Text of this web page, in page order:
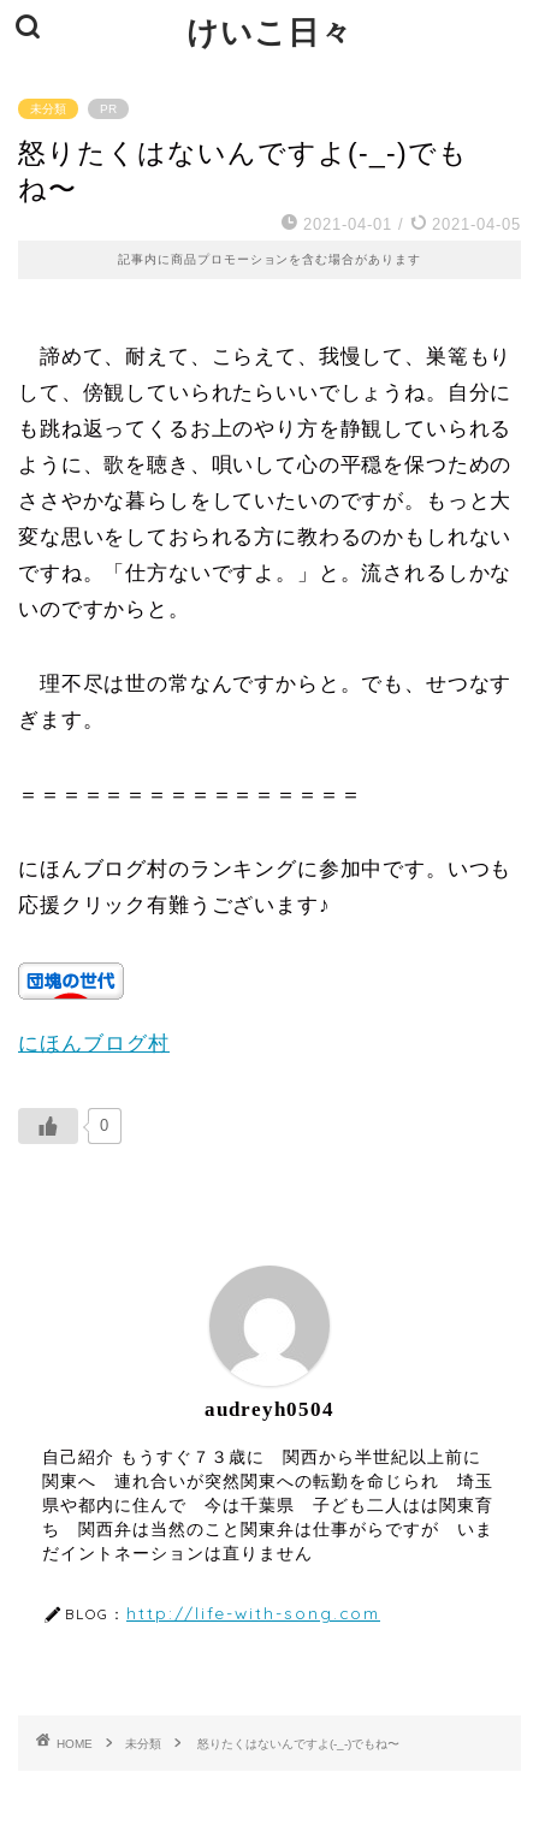
けいこ日々
未分類 PR
怒りたくはないんですよ(-_-)でも
ね〜
2021-04-01 / 2021-04-05
記事内に商品プロモーションを含む場合があります
諦めて、耐えて、こらえて、我慢して、巣篭もり
して、傍観していられたらいいでしょうね。自分に
も跳ね返ってくるお上のやり方を静観していられる
ように、歌を聴き、唄いして心の平穏を保つための
ささやかな暮らしをしていたいのですが。もっと大
変な思いをしておられる方に教わるのかもしれない
ですね。「仕方ないですよ。」と。流されるしかな
いのですからと。
理不尽は世の常なんですからと。でも、せつなす
ぎます。
＝＝＝＝＝＝＝＝＝＝＝＝＝＝＝＝
にほんブログ村のランキングに参加中です。いつも
応援クリック有難うございます♪
にほんブログ村
0
audreyh0504
自己紹介 もうすぐ７３歳に 関西から半世紀以上前に
関東へ 連れ合いが突然関東への転勤を命じられ 埼玉
県や都内に住んで 今は千葉県 子ども二人はは関東育
ち 関西弁は当然のこと関東弁は仕事がらですが いま
だイントネーションは直りません
BLOG： http://life-with-song.com
HOME 未分類 怒りたくはないんですよ(-_-)でもね〜